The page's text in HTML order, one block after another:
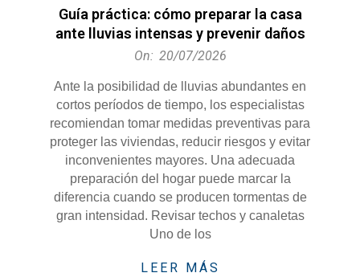
Guía práctica: cómo preparar la casa
ante lluvias intensas y prevenir daños
20
On: 20/07/2026
Ante la posibilidad de lluvias abundantes en
cortos períodos de tiempo, los especialistas
recomiendan tomar medidas preventivas para
proteger las viviendas, reducir riesgos y evitar
inconvenientes mayores. Una adecuada
preparación del hogar puede marcar la
diferencia cuando se producen tormentas de
gran intensidad. Revisar techos y canaletas
Uno de los
LEER MÁS